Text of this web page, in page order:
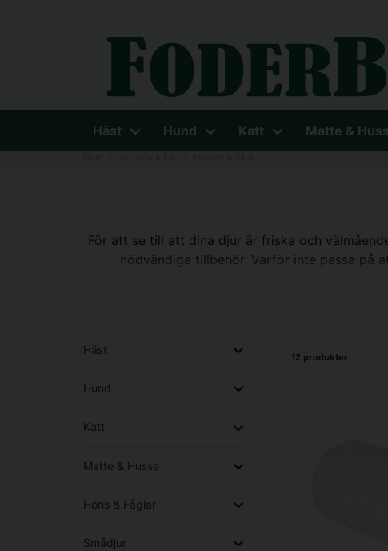
Häst Hund Katt Matte &
För att se till att dina djur är friska och
nödvändiga tillbehör. Varför inte passa på
Häst
Hund
Katt
Matte & Husse
Höns & Fåglar
Smådjur
12 produkter